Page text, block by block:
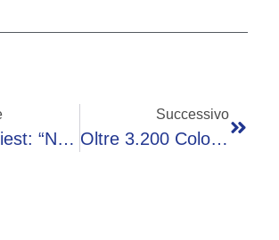
Judas Priest: “Non Esistono Più Band Come La Nostra O Black Sabbath”
Successivo
Oltre 3.200 Colonnine Ricarica Già Installate In Piccoli Centri Per Mobilità Sostenibile